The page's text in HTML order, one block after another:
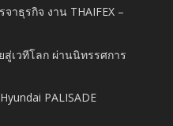
าธุรกิจ งาน THAIFEX –
สู่เวทีโลก ผ่านนิทรรศการ
PALISADE